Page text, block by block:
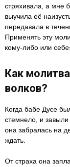
стряхивала, а мне
выучила её
передавала в
Применять эту
кому-либо или
Как
волков?
Когда бабе Дусе
стемнело, и
она забралась на
ждать.
От страха она